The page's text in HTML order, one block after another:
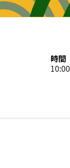
時間